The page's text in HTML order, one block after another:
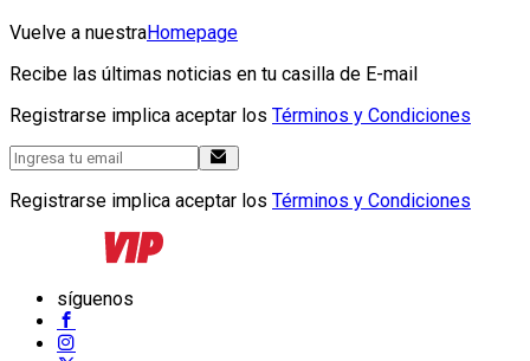
Vuelve a nuestraHomepage
Recibe las últimas noticias en tu casilla de E-mail
Registrarse implica aceptar los Términos y Condiciones
Registrarse implica aceptar los Términos y Condiciones
síguenos